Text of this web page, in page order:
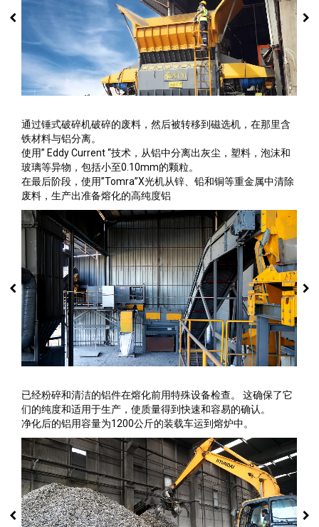
通过锤式破碎机破碎的废料，然后被转移到磁选机，在那里含
铁材料与铝分离。
使用” Eddy Current “技术，从铝中分离出灰尘，塑料，泡沫和
玻璃等异物，包括小至0.10mm的颗粒。
在最后阶段，使用”Tomra”X光机从锌、铅和铜等重金属中清除
废料，生产出准备熔化的高纯度铝
已经粉碎和清洁的铝件在熔化前用特殊设备检查。 这确保了它
们的纯度和适用于生产，使质量得到快速和容易的确认。
净化后的铝用容量为1200公斤的装载车运到熔炉中。